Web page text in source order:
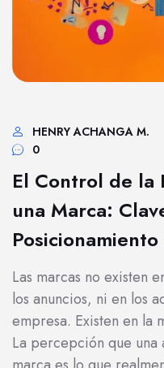
HENRY ACHANGA M.
0
El Control de la
una Marca:
Las marcas no existen
los anuncios, ni en los
empresa. Existen en la
La percepción que una